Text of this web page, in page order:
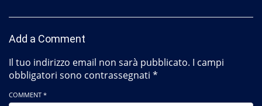
Add a Comment
Il tuo indirizzo email non sarà pubblicato. I campi
obbligatori sono contrassegnati *
COMMENT *